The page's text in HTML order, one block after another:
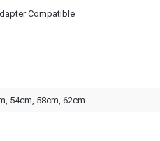
Compatible
, 54cm, 58cm, 62cm